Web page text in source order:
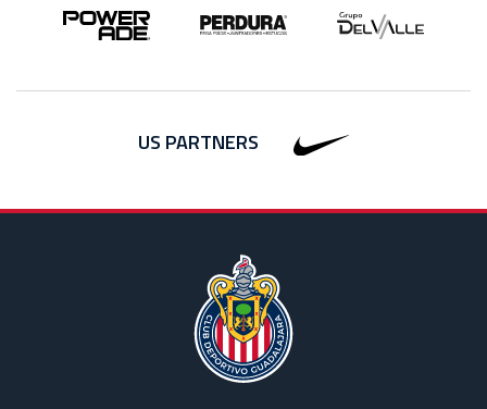
US PARTNERS